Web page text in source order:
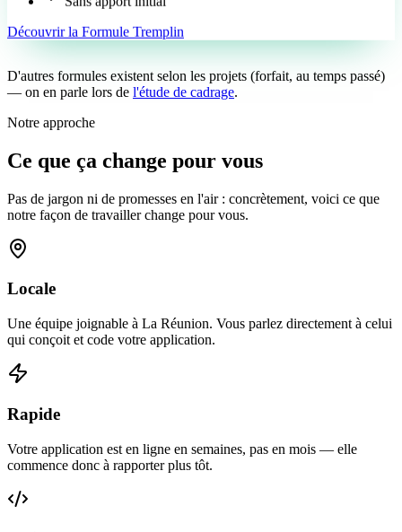
Sans apport initial
Découvrir la Formule Tremplin
D'autres formules existent selon les projets (forfait, au temps passé)
— on en parle lors de l'étude de cadrage.
Notre approche
Ce que ça change pour vous
Pas de jargon ni de promesses en l'air : concrètement, voici ce que
notre façon de travailler change pour vous.
Locale
Une équipe joignable à La Réunion. Vous parlez directement à celui
qui conçoit et code votre application.
Rapide
Votre application est en ligne en semaines, pas en mois — elle
commence donc à rapporter plus tôt.